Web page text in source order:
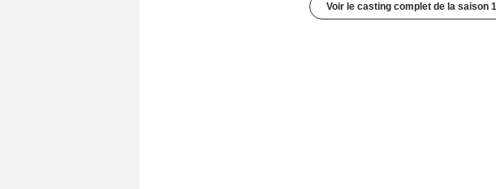
Voir le casting complet de la saison 1